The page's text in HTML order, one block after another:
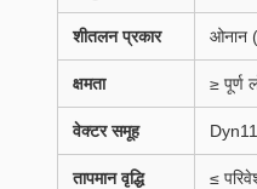
शीतलन प्रकार ओनान
क्षमता ≥ पूर्ण
वेक्टर समूह
तापमान वृद्धि ≤